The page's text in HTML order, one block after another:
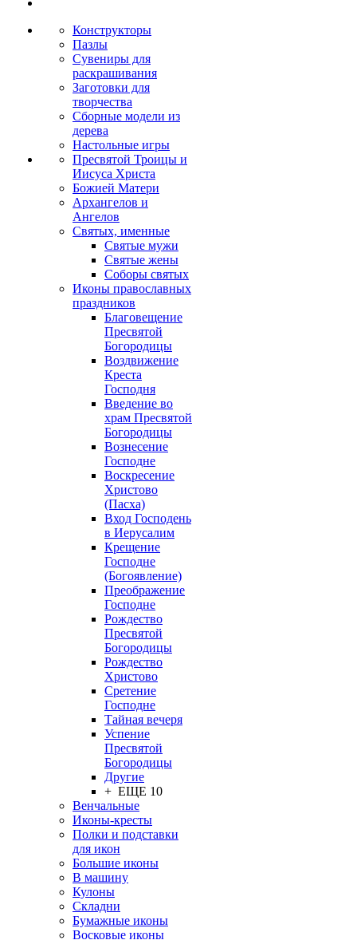
Конструкторы
Пазлы
Сувениры для
раскрашивания
Заготовки для
творчества
Сборные модели из
дерева
Настольные игры
Пресвятой Троицы и
Иисуса Христа
Божией Матери
Архангелов и
Ангелов
Святых, именные
Святые мужи
Святые жены
Соборы святых
Иконы православных
праздников
Благовещение
Пресвятой
Богородицы
Воздвижение
Креста
Господня
Введение во
храм Пресвятой
Богородицы
Вознесение
Господне
Воскресение
Христово
(Пасха)
Вход Господень
в Иерусалим
Крещение
Господне
(Богоявление)
Преображение
Господне
Рождество
Пресвятой
Богородицы
Рождество
Христово
Сретение
Господне
Тайная вечеря
Успение
Пресвятой
Богородицы
Другие
+ ЕЩЕ 10
Венчальные
Иконы-кресты
Полки и подставки
для икон
Большие иконы
В машину
Кулоны
Складни
Бумажные иконы
Восковые иконы